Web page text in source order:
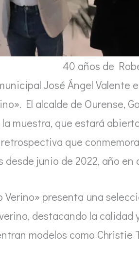
40 años de
José Ángel
El alcalde de Ourense,
muestra, que estará
que
desde junio de 2022, año
Verino» presenta una
destacando la calidad
modelos como Christie